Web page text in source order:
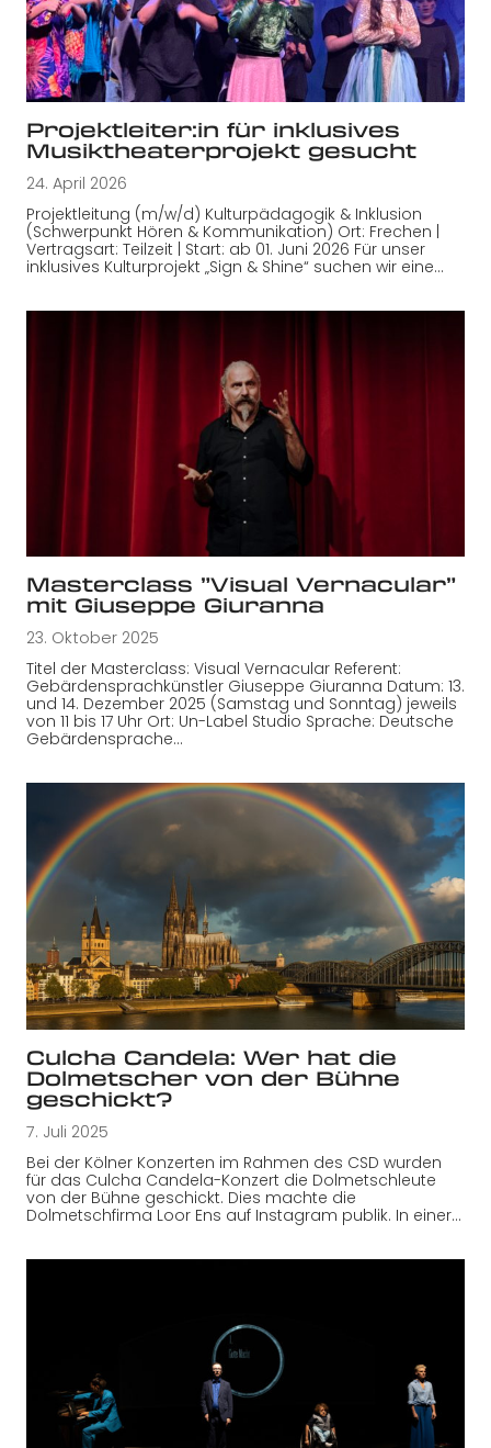
Projektleiter:in für inklusives
Musiktheaterprojekt gesucht
24. April 2026
Projektleitung (m/w/d) Kulturpädagogik & Inklusion
(Schwerpunkt Hören & Kommunikation) Ort: Frechen |
Vertragsart: Teilzeit | Start: ab 01. Juni 2026 Für unser
inklusives Kulturprojekt „Sign & Shine“ suchen wir eine…
Masterclass ”Visual Vernacular”
mit Giuseppe Giuranna
23. Oktober 2025
Titel der Masterclass: Visual Vernacular Referent:
Gebärdensprachkünstler Giuseppe Giuranna Datum: 13.
und 14. Dezember 2025 (Samstag und Sonntag) jeweils
von 11 bis 17 Uhr Ort: Un-Label Studio Sprache: Deutsche
Gebärdensprache…
Culcha Candela: Wer hat die
Dolmetscher von der Bühne
geschickt?
7. Juli 2025
Bei der Kölner Konzerten im Rahmen des CSD wurden
für das Culcha Candela-Konzert die Dolmetschleute
von der Bühne geschickt. Dies machte die
Dolmetschfirma Loor Ens auf Instagram publik. In einer…